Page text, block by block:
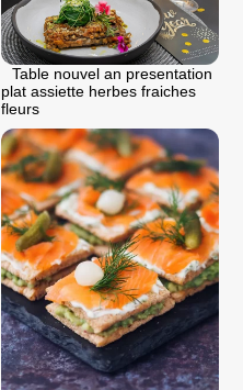
Table nouvel an presentation
plat assiette herbes fraiches
fleurs